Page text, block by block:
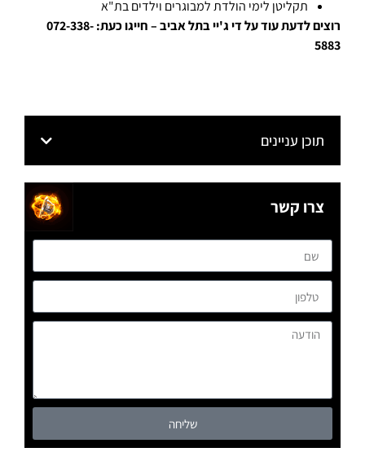
תקליטן לימי הולדת למבוגרים וילדים בת"א
רוצים לדעת עוד על די ג'יי בתל אביב – חייגו כעת: 072-338-
5883
תוכן עניינים
צרו קשר
שליחה